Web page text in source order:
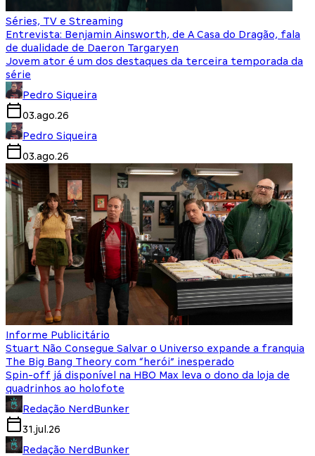
Séries, TV e Streaming
Entrevista: Benjamin Ainsworth, de A Casa do Dragão, fala
de dualidade de Daeron Targaryen
Jovem ator é um dos destaques da terceira temporada da
série
Pedro Siqueira
03.ago.26
Pedro Siqueira
03.ago.26
Informe Publicitário
Stuart Não Consegue Salvar o Universo expande a franquia
The Big Bang Theory com “herói” inesperado
Spin-off já disponível na HBO Max leva o dono da loja de
quadrinhos ao holofote
Redação NerdBunker
31.jul.26
Redação NerdBunker